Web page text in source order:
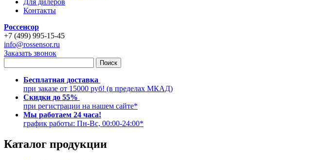
Для дилеров
Контакты
Россенсор
+7 (499) 995-15-45
info@rossensor.ru
Заказать звонок
Бесплатная доставка
при заказе от 15000 руб! (в пределах МКАД)
Скидки до 55%
при регистрации на нашем сайте*
Мы работаем 24 часа!
график работы: Пн-Вс, 00:00-24:00*
Каталог продукции